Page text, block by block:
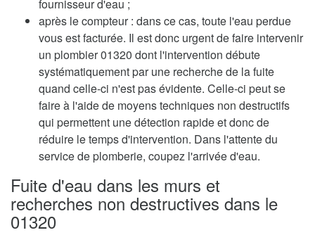
fournisseur d'eau ;
après le compteur : dans ce cas, toute l'eau perdue
vous est facturée. Il est donc urgent de faire intervenir
un plombier 01320 dont l'intervention débute
systématiquement par une recherche de la fuite
quand celle-ci n'est pas évidente. Celle-ci peut se
faire à l'aide de moyens techniques non destructifs
qui permettent une détection rapide et donc de
réduire le temps d'intervention. Dans l'attente du
service de plomberie, coupez l'arrivée d'eau.
Fuite d'eau dans les murs et
recherches non destructives dans le
01320